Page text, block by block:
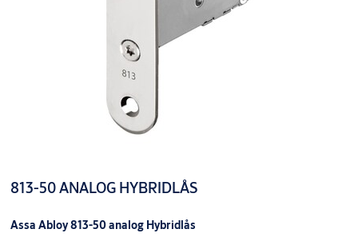
813-50 ANALOG HYBRIDLÅS
Assa Abloy 813-50 analog Hybridlås